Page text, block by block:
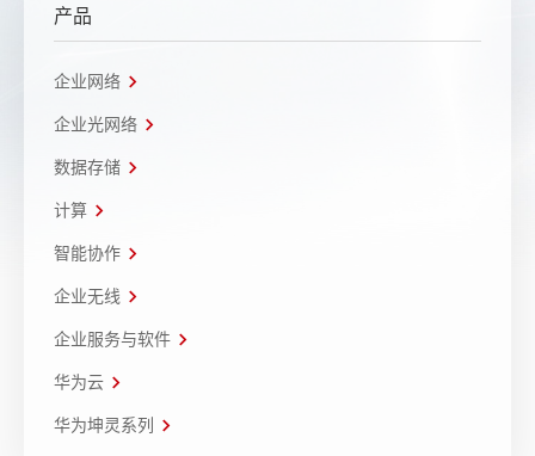
产品
企业网络
企业光网络
数据存储
计算
智能协作
企业无线
企业服务与软件
华为云
华为坤灵系列